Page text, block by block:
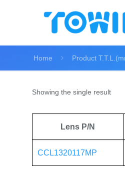
Home Product
Showing the single result
Lens P/N
CCL1320117MP